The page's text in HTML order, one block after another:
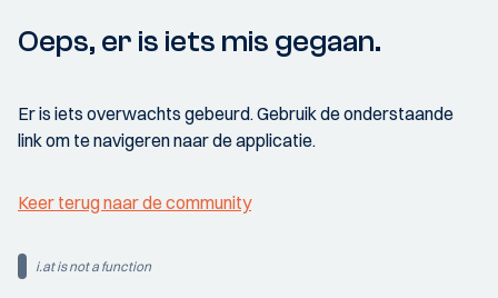
Oeps, er is iets mis gegaan.
Er is iets overwachts gebeurd. Gebruik de onderstaande
link om te navigeren naar de applicatie.
Keer terug naar de community
i.at is not a function